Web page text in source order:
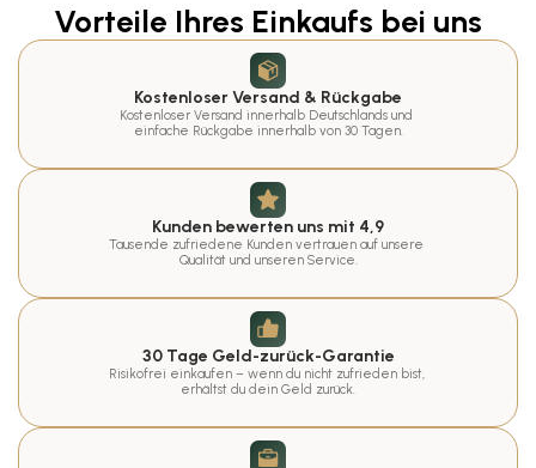
Vorteile Ihres Einkaufs bei uns
Kostenloser Versand & Rückgabe
Kostenloser Versand innerhalb Deutschlands und
einfache Rückgabe innerhalb von 30 Tagen.
Kunden bewerten uns mit 4,9
Tausende zufriedene Kunden vertrauen auf unsere
Qualität und unseren Service.
30 Tage Geld-zurück-Garantie
Risikofrei einkaufen – wenn du nicht zufrieden bist,
erhältst du dein Geld zurück.